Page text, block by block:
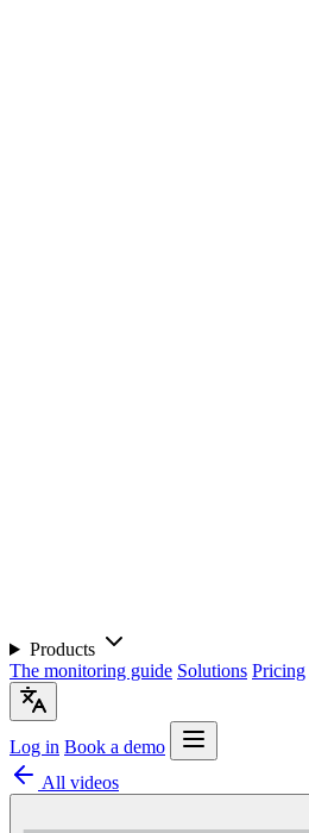
Products
The monitoring guide Solutions Pricing
Log in Book a demo
All videos